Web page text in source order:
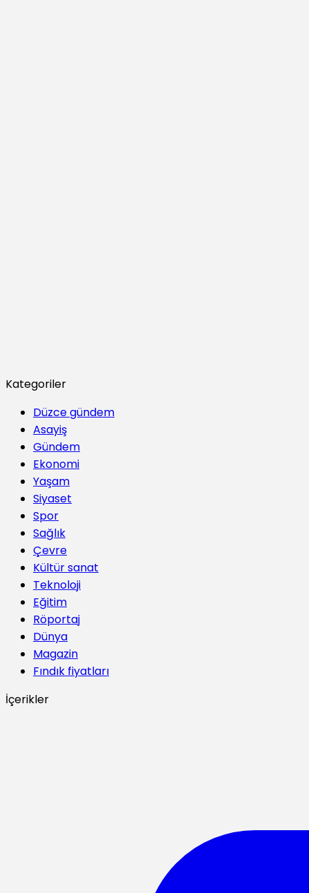
Kategoriler
Düzce gündem
Asayiş
Gündem
Ekonomi
Yaşam
Siyaset
Spor
Sağlık
Çevre
Kültür sanat
Teknoloji
Eğitim
Röportaj
Dünya
Magazin
Fındık fiyatları
İçerikler